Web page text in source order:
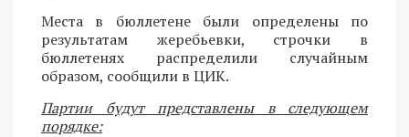
Места в бюллетене были определены по
результатам жеребьевки, строчки в
бюллетенях распределили случайным
образом, сообщили в ЦИК.
Партии будут представлены в следующем
порядке: